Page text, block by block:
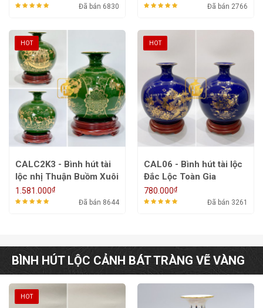
Đã bán 6830 Đã bán 2766
HOT
CALC2K3 - Bình hút tài
lộc nhị Thuận Buồm Xuôi
Gió, Mã Đáo Thành Công
1.581.000₫
Đã bán 8644
HOT
CAL06 - Bình hút tài lộc
Đắc Lộc Toàn Gia
780.000₫
Đã bán 3261
BÌNH HÚT LỘC CẢNH BÁT TRÀNG VẼ VÀNG
HOT